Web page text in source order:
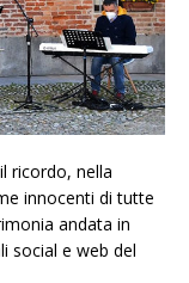
ricordo, nella
innocenti di tutte
andata in
social e web del